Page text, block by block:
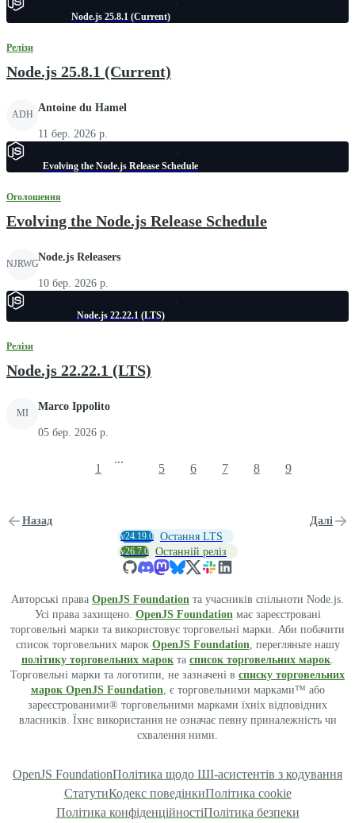
Node.js 25.8.1 (Current)
Релізи
Node.js 25.8.1 (Current)
ADH
Antoine du Hamel
11 бер. 2026 р.
Evolving the Node.js Release Schedule
Оголошення
Evolving the Node.js Release Schedule
NJRWG
Node.js Releasers
10 бер. 2026 р.
Node.js 22.22.1 (LTS)
Релізи
Node.js 22.22.1 (LTS)
MI
Marco Ippolito
05 бер. 2026 р.
Назад
1
...
5 6 7 8 9
Далі
v24.19.0 Остання LTS
v26.7.0 Останній реліз
Авторські права OpenJS Foundation та учасників спільноти Node.js.
Усі права захищено. OpenJS Foundation має зареєстровані
торговельні марки та використовує торговельні марки. Аби побачити
список торговельних марок OpenJS Foundation , перегляньте нашу
політику торговельних марок та список торговельних марок
Торговельні марки та логотипи, не зазначені в списку торговельних
марок OpenJS Foundation , є торговельними марками™ або
зареєстрованими® торговельними марками їхніх відповідних
власників. Їхнє використання не означає певну приналежність чи
схвалення ними.
OpenJS FoundationПолітика щодо ШІ-асистентів з кодування
СтатутиКодекс поведінкиПолітика cookie
Політика конфіденційностіПолітика безпеки